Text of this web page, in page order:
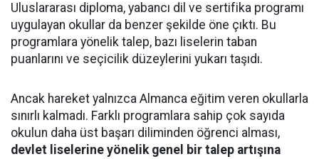
Uluslararası diploma, yabancı dil ve sertifika programı
uygulayan okullar da benzer şekilde öne çıktı. Bu
programlara yönelik talep, bazı liselerin taban
puanlarını ve seçicilik düzeylerini yukarı taşıdı.
Ancak hareket yalnızca Almanca eğitim veren okullarla
sınırlı kalmadı. Farklı programlara sahip çok sayıda
okulun daha üst başarı diliminden öğrenci alması,
devlet liselerine yönelik genel bir talep artışına